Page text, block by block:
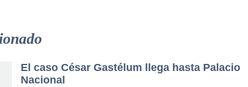
El caso César Gastélum llega hasta Palacio
Nacional